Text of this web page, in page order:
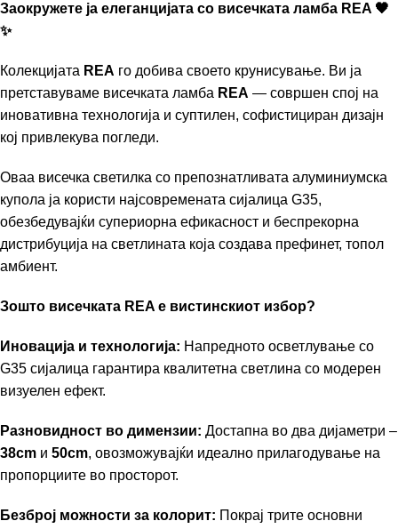
Заокружете ја елеганцијата со висечката ламба REA 🖤
✨
Колекцијата REA го добива своето крунисување. Ви ја
претставуваме висечката ламба REA — совршен спој на
иновативна технологија и суптилен, софистициран дизајн
кој привлекува погледи.
Оваа висечка светилка со препознатливата алуминиумска
купола ја користи најсовремената сијалица G35,
обезбедувајќи супериорна ефикасност и беспрекорна
дистрибуција на светлината која создава префинет, топол
амбиент.
Зошто висечката REA е вистинскиот избор?
Иновација и технологија: Напредното осветлување со
G35 сијалица гарантира квалитетна светлина со модерен
визуелен ефект.
Разновидност во димензии: Достапна во два дијаметри –
38cm и 50cm, овозможувајќи идеално прилагодување на
пропорциите во просторот.
Безброј можности за колорит: Покрај трите основни